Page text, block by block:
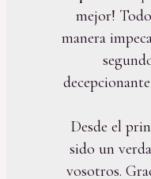
mejor!
manera
Desde el
sido un
vosotros.